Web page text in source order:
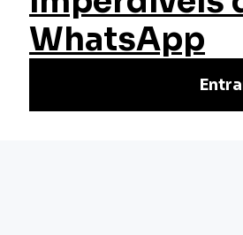
Descubra a arte da conexão no
Grátis e Online da EW. Aprofunde
de técnicas comprovadas. Inscreva-